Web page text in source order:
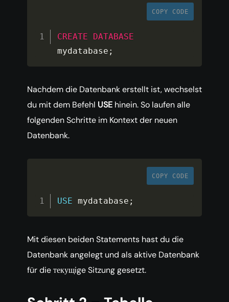
COPY CODE
CREATE
DATABASE
mydatabase ;
Nachdem die Datenbank erstellt ist, wechselst
du mit dem Befehl USE hinein. So laufen alle
folgenden Schritte im Kontext der neuen
Datenbank.
COPY CODE
USE mydatabase ;
Mit diesen beiden Statements hast du die
Datenbank angelegt und als aktive Datenbank
für die текущige Sitzung gesetzt.